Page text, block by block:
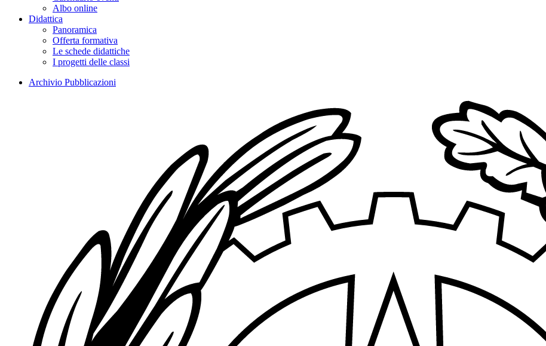
Albo online
Didattica
Panoramica
Offerta formativa
Le schede didattiche
I progetti delle classi
Archivio Pubblicazioni